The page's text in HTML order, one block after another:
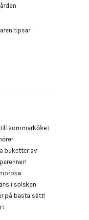
tipsar
till sommarköket
buketter av
i solsken
på bästa sätt!